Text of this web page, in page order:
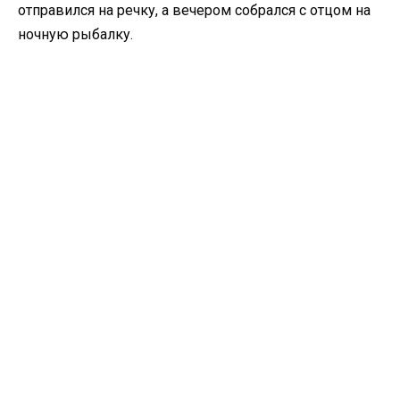
отправился на речку, а вечером собрался с отцом на
ночную рыбалку.